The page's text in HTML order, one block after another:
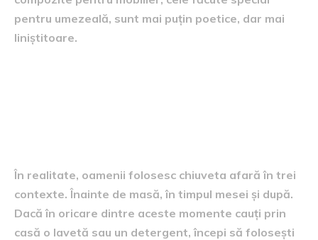
pentru umezeală, sunt mai puțin poetice, dar mai
liniștitoare.
În realitate, oamenii folosesc chiuveta afară în trei
contexte. Înainte de masă, în timpul mesei și după.
Dacă în oricare dintre aceste momente cauți prin
casă o lavetă sau un detergent, începi să folosești